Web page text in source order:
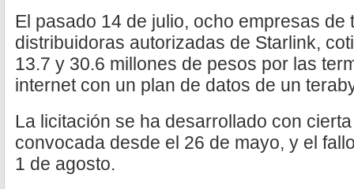
El pasado 14 de julio, ocho empresas de
distribuidoras autorizadas de Starlink,
13.7 y 30.6 millones de pesos por las
internet con un plan de datos de un
La licitación se ha desarrollado con
convocada desde el 26 de mayo, y el
1 de agosto.